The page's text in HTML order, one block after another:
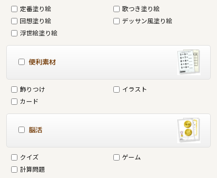
定番塗り絵
歌つき塗り絵
回想塗り絵
デッサン風塗り絵
浮世絵塗り絵
便利素材
飾りつけ
イラスト
カード
脳活
クイズ
ゲーム
計算問題